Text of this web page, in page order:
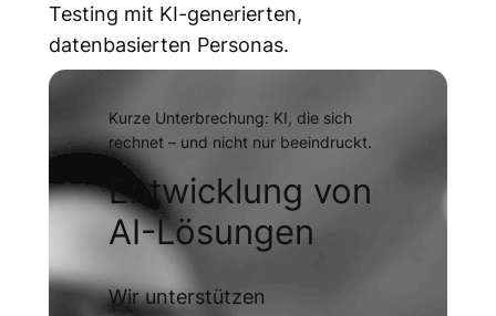
Testing mit KI-generierten,
datenbasierten Personas.
Kurze Unterbrechung: KI, die sich
rechnet – und nicht nur beeindruckt.
Entwicklung von
AI-Lösungen
Wir unterstützen